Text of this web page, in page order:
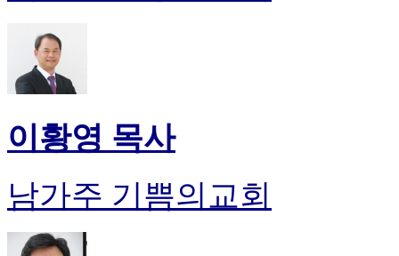
이황영 목사
남가주 기쁨의교회